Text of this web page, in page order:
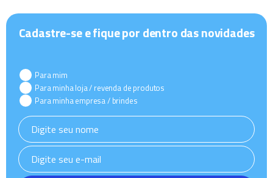
Cadastre-se e fique por dentro das novidades
Para mim
Para minha loja / revenda de produtos
Para minha empresa / brindes